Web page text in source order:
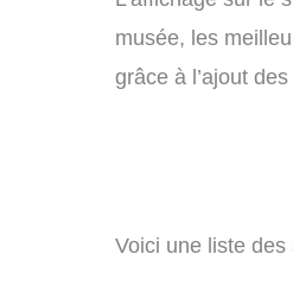
musée, les
grâce à l’ajout
Voici une liste